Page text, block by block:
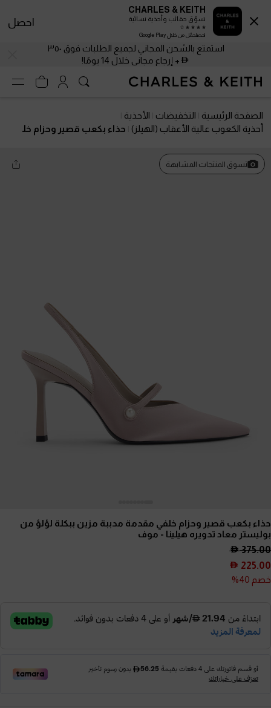
استمتع بالشحن المجاني لجميع الطلبات فوق ٣٥٠
+ إرجاع مجاني خلال 14 يومًا!
الصفحة الرئيسية التخفيضات
الأحذية
أحذية الكعوب عالية الأعقاب (الهيلز)
حذاء بكعب قصير وحزام خل
لينا
تسوق المنتجات المشابهة
حذاء بكعب قصير وحزام خلفي مقدمة مدببة مزين ببكلة لؤلؤ من
بوليستر معاد تدويره هيلينا - موف
375.00
225.00
خصم 40%
CHARLES & KEITH
تسوّق حقائب وأحذية نسائية
احصلحمّل من خلال Google Play
احصل